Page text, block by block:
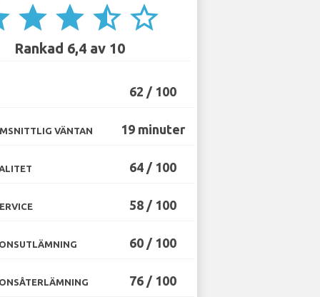
star star star_half star_border
Rankad 6,4 av 10
62 / 100
VÄNTAN 19 minuter
64 / 100
58 / 100
60 / 100
76 / 100